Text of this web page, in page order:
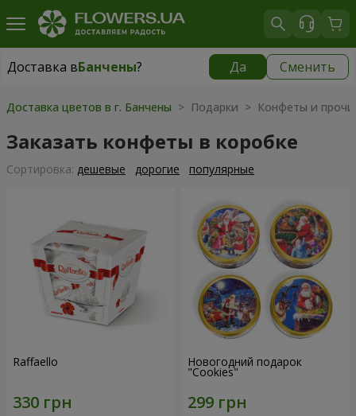
Доставка вБанчены? Да Сменить
Доставка вБанчены|
Доставка цветов в г. Банчены > Подарки > Конфеты и
Заказать конфеты в коробке
Cортировка: дешевые дорогие популярные
Raffaello Новогодний подарок
"Cookies"